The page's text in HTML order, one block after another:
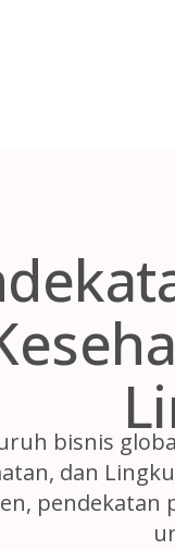
bisnis
dan
pendekatan